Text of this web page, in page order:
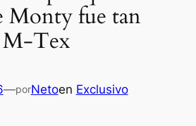
Monty fue tan
M-Tex
—porNetoen Exclusivo